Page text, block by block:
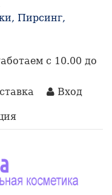
Пирсинг,
с 10.00 до
Вход